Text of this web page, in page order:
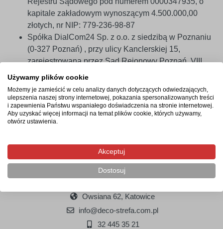
kapitale zakładowym wynoszącym 4.500.000,00
złotych, nr NIP: 779-236-98-87
Spółka DialCom24 Sp. z o.o. z siedzibą w Poznaniu
(0-327 Poznań) , przy ulicy Kanclerskiej 15,
zarejestrowana przez Sąd Rejonowy Poznań, VIII
Wydz. Gospodarczy Krajowego Rejestru Sądowego
pod numerem 0000306513, o kapitale zakładowym
wynoszącym 1.697.000,00 złotych, nr NIP: 781-173-
38-52
Deco Strefa
Owsiana 62, Katowice
info@deco-strefa.com.pl
32 445 35 21
Używamy plików cookie
Możemy je zamieścić w celu analizy danych dotyczących odwiedzających,
ulepszenia naszej strony internetowej, pokazania spersonalizowanych treści
i zapewnienia Państwu wspaniałego doświadczenia na stronie internetowej.
Aby uzyskać więcej informacji na temat plików cookie, których używamy,
otwórz ustawienia.
Akceptuj
Dostosuj